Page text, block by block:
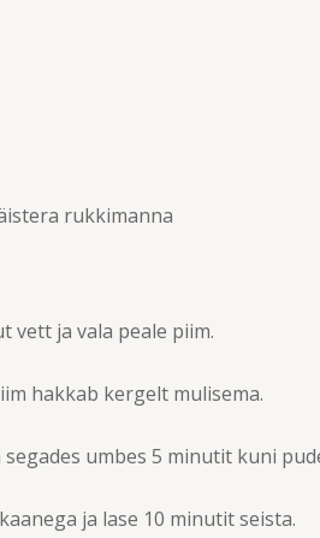
rukkimanna
vett ja vala peale piim.
hakkab kergelt mulisema.
segades umbes 5 minutit kuni
ja lase 10 minutit seista.